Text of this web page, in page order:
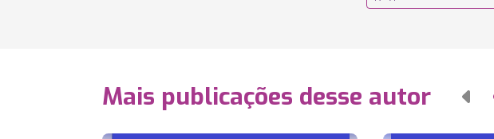
Mais publicações desse autor